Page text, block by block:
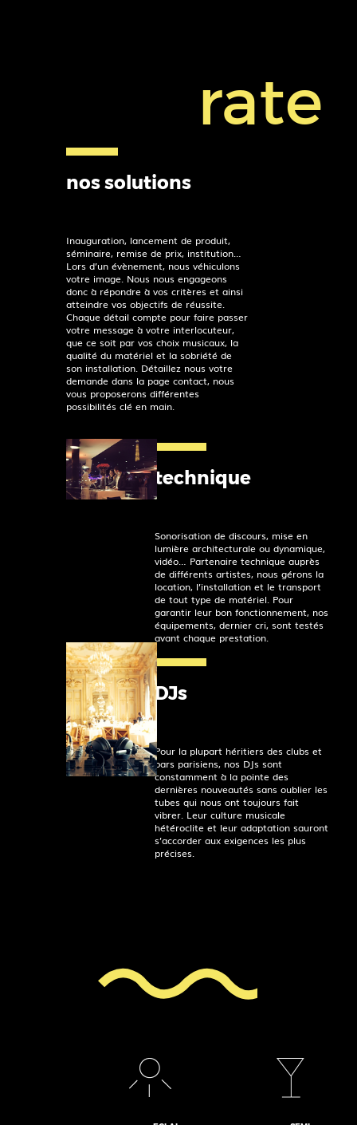
rate
nos solutions
Inauguration, lancement de produit,
séminaire, remise de prix, institution…
Lors d’un évènement, nous véhiculons
votre image. Nous nous engageons
donc à répondre à vos critères et ainsi
atteindre vos objectifs de réussite.
Chaque détail compte pour faire passer
votre message à votre interlocuteur,
que ce soit par vos choix musicaux, la
qualité du matériel et la sobriété de
son installation. Détaillez nous votre
demande dans la page contact, nous
vous proposerons différentes
possibilités clé en main.
technique
Sonorisation de discours, mise en
lumière architecturale ou dynamique,
vidéo… Partenaire technique auprès
de différents artistes, nous gérons la
location, l’installation et le transport
de tout type de matériel. Pour
garantir leur bon fonctionnement, nos
équipements, dernier cri, sont testés
avant chaque prestation.
DJs
Pour la plupart héritiers des clubs et
bars parisiens, nos DJs sont
constamment à la pointe des
dernières nouveautés sans oublier les
tubes qui nous ont toujours fait
vibrer. Leur culture musicale
hétéroclite et leur adaptation sauront
s’accorder aux exigences les plus
précises.